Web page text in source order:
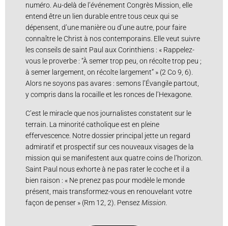
numéro. Au-delà de l’événement Congrès Mission, elle
entend être un lien durable entre tous ceux qui se
dépensent, d’une manière ou d’une autre, pour faire
connaître le Christ à nos contemporains. Elle veut suivre
les conseils de saint Paul aux Corinthiens : « Rappelez-
vous le proverbe : “À semer trop peu, on récolte trop peu ;
à semer largement, on récolte largement” » (2 Co 9, 6).
Alors ne soyons pas avares : semons l’Évangile partout,
y compris dans la rocaille et les ronces de l’Hexagone.
C’est le miracle que nos journalistes constatent sur le
terrain. La minorité catholique est en pleine
effervescence. Notre dossier principal jette un regard
admiratif et prospectif sur ces nouveaux visages de la
mission qui se manifestent aux quatre coins de l’horizon.
Saint Paul nous exhorte à ne pas rater le coche et il a
bien raison : « Ne prenez pas pour modèle le monde
présent, mais transformez-vous en renouvelant votre
façon de penser » (Rm 12, 2). Pensez Mission